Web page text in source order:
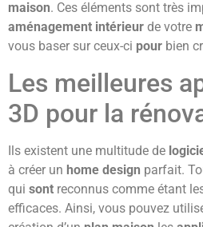
maison. Ces éléments sont très
aménagement intérieur de votre
vous baser sur ceux-ci pour bien
Les meilleures
3D pour la
Ils existent une multitude de
à créer un home design parfait.
qui sont reconnus comme étant
efficaces. Ainsi, vous pouvez